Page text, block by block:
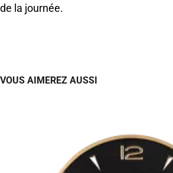
de la journée.
VOUS AIMEREZ AUSSI